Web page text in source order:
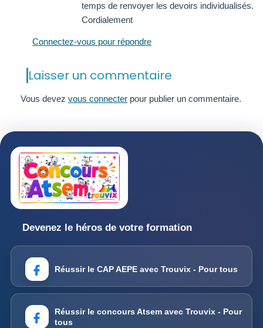
temps de renvoyer les devoirs individualisés.
Cordialement
Connectez-vous pour répondre
Laisser un commentaire
Vous devez vous connecter pour publier un commentaire.
Devenez le héros de votre formation
Réussir le CAP AEPE avec Trouvix - Pour tous
Réussir le concours Atsem avec Trouvix - Pour
tous